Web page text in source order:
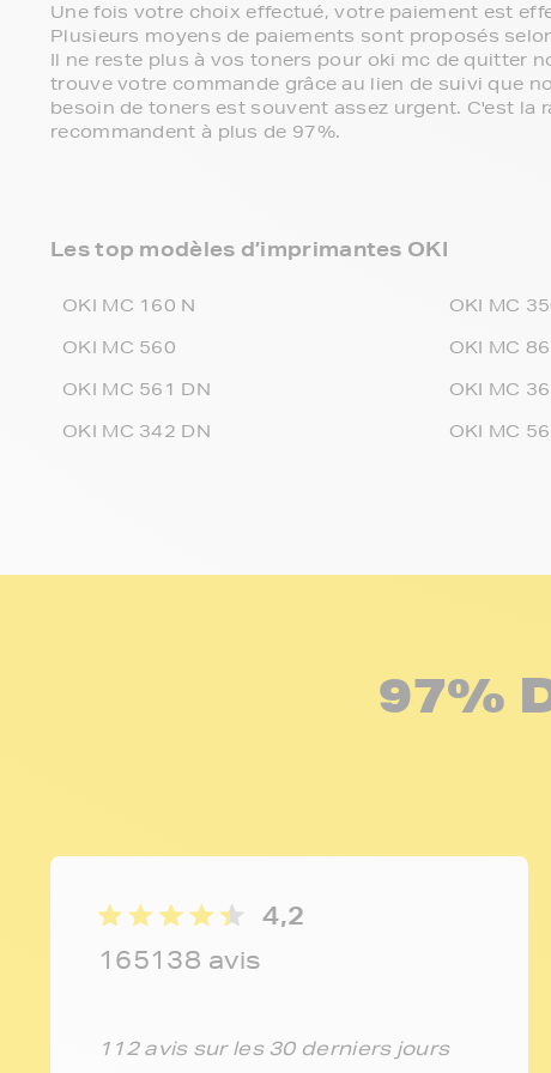
Une fois votre choix effectué, votre paiement est
Plusieurs moyens de paiements sont proposés
Il ne reste plus à vos toners pour oki mc de quitter
trouve votre commande grâce au lien de suivi que
besoin de toners est souvent assez urgent. C'est
recommandent à plus de 97%.
Les top modèles d’imprimantes OKI
OKI MC 160 N
OKI MC 560
OKI MC 561 DN
OKI MC 342 DN
OKI MC
OKI MC
OKI MC
OKI MC
97%
4,2
165138 avis
112 avis sur les 30 derniers jours